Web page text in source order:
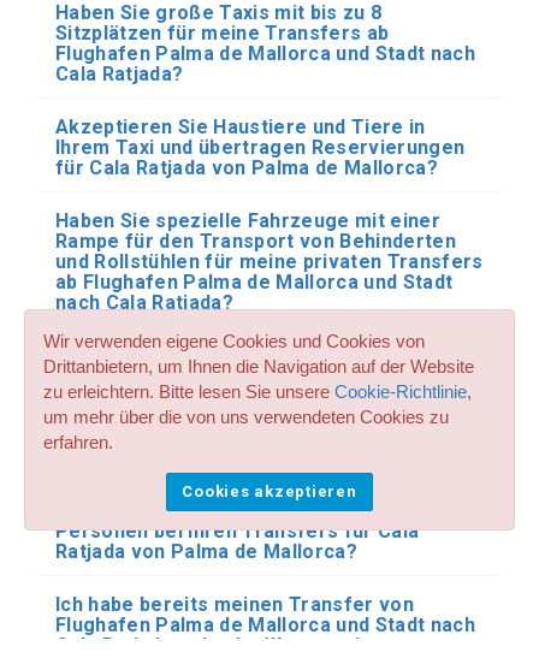
Haben Sie große Taxis mit bis zu 8
Sitzplätzen für meine Transfers ab
Flughafen Palma de Mallorca und Stadt nach
Cala Ratjada?
Akzeptieren Sie Haustiere und Tiere in
Ihrem Taxi und übertragen Reservierungen
für Cala Ratjada von Palma de Mallorca?
Haben Sie spezielle Fahrzeuge mit einer
Rampe für den Transport von Behinderten
und Rollstühlen für meine privaten Transfers
ab Flughafen Palma de Mallorca und Stadt
nach Cala Ratjada?
Ich brauche einen privaten Transfer von
Flughafen Palma de Mallorca und Stadt nach
Cala Ratjada mit dem Minibus oder Bus.
Haben Sie diese Art von Transport für Cala
Ratjada von Palma de Mallorca?
Machen Sie gemeinsame Transfer- und
Shuttle-Reservierungen mit anderen
Personen bei Ihren Transfers für Cala
Ratjada von Palma de Mallorca?
Ich habe bereits meinen Transfer von
Flughafen Palma de Mallorca und Stadt nach
Cala Ratjada gebucht. Was passiert, wenn
Wir verwenden eigene Cookies und Cookies von
Drittanbietern, um Ihnen die Navigation auf der Website
zu erleichtern. Bitte lesen Sie unsere Cookie-Richtlinie,
um mehr über die von uns verwendeten Cookies zu
erfahren.
Cookies akzeptieren